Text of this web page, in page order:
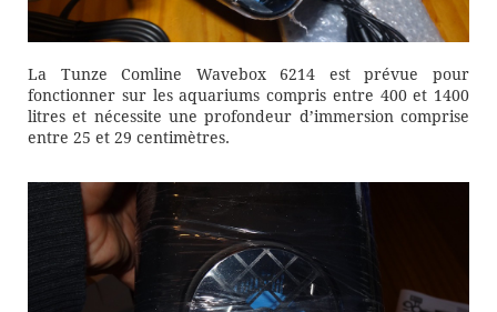
La Tunze Comline Wavebox 6214 est prévue pour
fonctionner sur les aquariums compris entre 400 et 1400
litres et nécessite une profondeur d’immersion comprise
entre 25 et 29 centimètres.